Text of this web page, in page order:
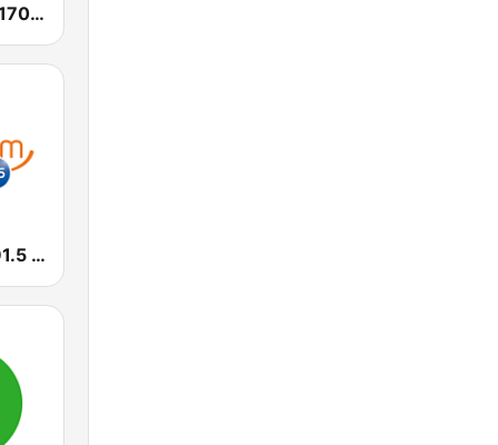
SEN Sports 1170 Sydney
Smooth FM 91.5 Melbourne